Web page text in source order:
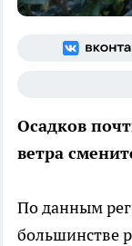
Осадков
ветра
По данным
большинстве